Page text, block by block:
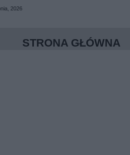
2026
STRONA GŁÓWNA